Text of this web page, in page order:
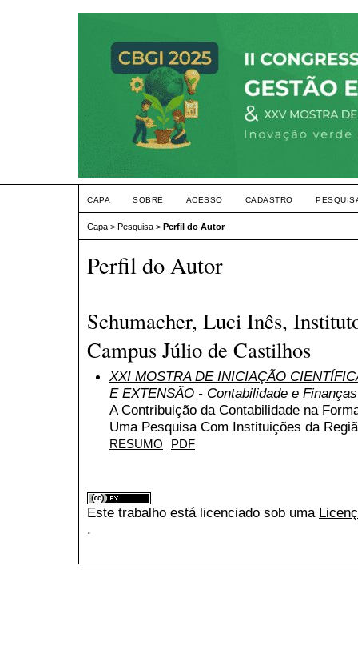
CAPA SOBRE ACESSO CADASTRO
Capa > Pesquisa > Perfil do Autor
Perfil do Autor
Schumacher, Luci Inês,
Campus Júlio de Castilhos
XXI MOSTRA DE INICIAÇÃO
E EXTENSÃO - Contabilidade e Finanças
A Contribuição da Contabilidade na
Uma Pesquisa Com Instituições da
RESUMO PDF
Este trabalho está licenciado sob uma
.